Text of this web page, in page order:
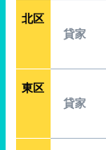
北区
貸家
東区
貸家